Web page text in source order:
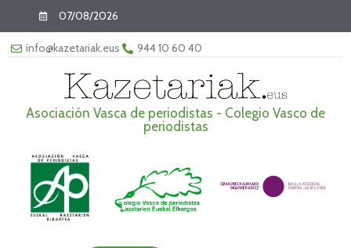
07/08/2026
info@kazetariak.eus 944 10 60 40
Asociación Vasca de periodistas - Colegio Vasco de
periodistas